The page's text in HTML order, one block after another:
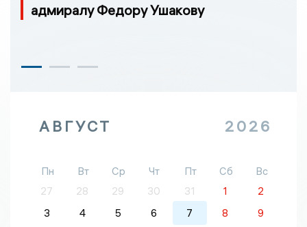
адмиралу Федору Ушакову
АВГУСТ 2026
Пн Вт Ср Чт Пт Сб
Вс
27
28 29 30 31 1
2
3
4 5 6 7 8
9